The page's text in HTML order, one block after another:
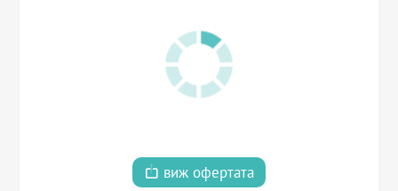
виж офертата